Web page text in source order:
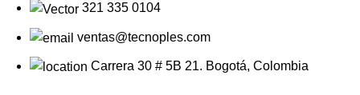
321 335 0104
ventas@tecnoples.com
Carrera 30 # 5B 21. Bogotá, Colombia